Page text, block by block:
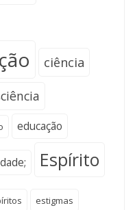
ciência
educação
Espírito
estigmas